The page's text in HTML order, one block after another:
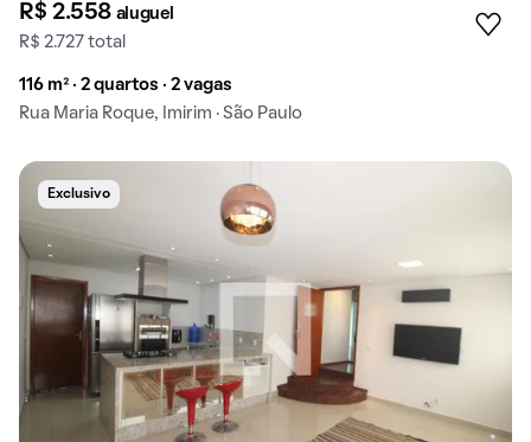
R$ 2.558 aluguel
R$ 2.727 total
116 m² · 2 quartos · 2 vagas
Rua Maria Roque, Imirim · São Paulo
Exclusivo